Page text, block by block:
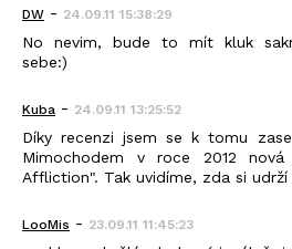
DW - 24.09.11 15:38:29
No nevim, bude to mít kluk
sebe:)
Kuba - 24.09.11 13:25:52
Díky recenzi jsem se k tomu
Mimochodem v roce 2012
Affliction". Tak uvidíme, zda si
LooMis - 23.09.11 11:45:23